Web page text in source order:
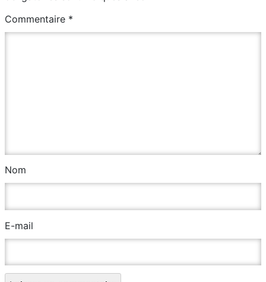
Commentaire *
Nom
E-mail